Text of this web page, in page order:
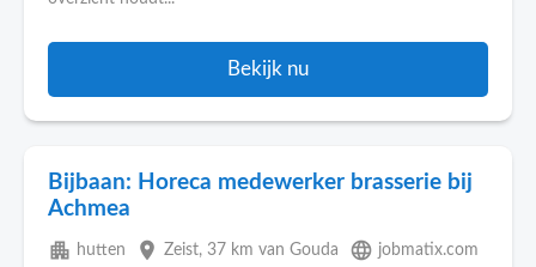
Bekijk nu
Bijbaan: Horeca medewerker brasserie bij
Achmea
apartment hutten place Zeist, 37 km van Gouda language jobmatix.com